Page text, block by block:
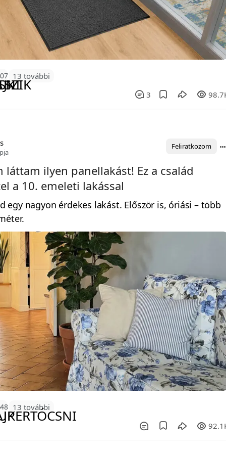
13 további
3
Feliratkozom
láttam ilyen panellakást! Ez a család
a 10. emeleti lakással
egy nagyon érdekes lakást. Először is, óriási – több
13 további